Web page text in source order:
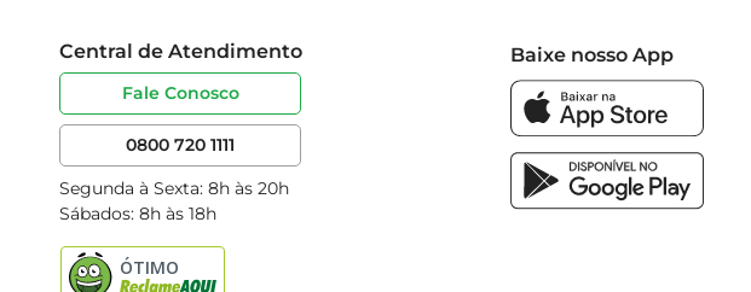
Central de Atendimento
Fale Conosco
0800 720 1111
Segunda à Sexta: 8h às 20h
Sábados: 8h às 18h
Baixe nosso App